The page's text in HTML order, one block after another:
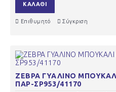
ΚΑΛΆΘΙ
Επιθυμητό Σύγκριση
ΖΕΒΡΑ ΓΥΑΛΙΝΟ
ΠΑΡ-ΣΡ953/41170